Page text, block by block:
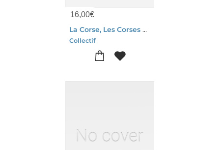
16,00€
La Corse, Les Corses Et Alger : Xxvie Journee Universitaire D'histoire Maritime De Bonifacio
Collectif